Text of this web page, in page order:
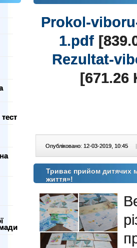
Prokol-
1.pdf
Rezultat-
[671.26
Опубліковано: 12-03-2019, 10:45 |
Триває прийом дитячих
життя»!